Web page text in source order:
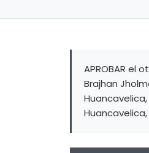
APROBAR el
Brajhan